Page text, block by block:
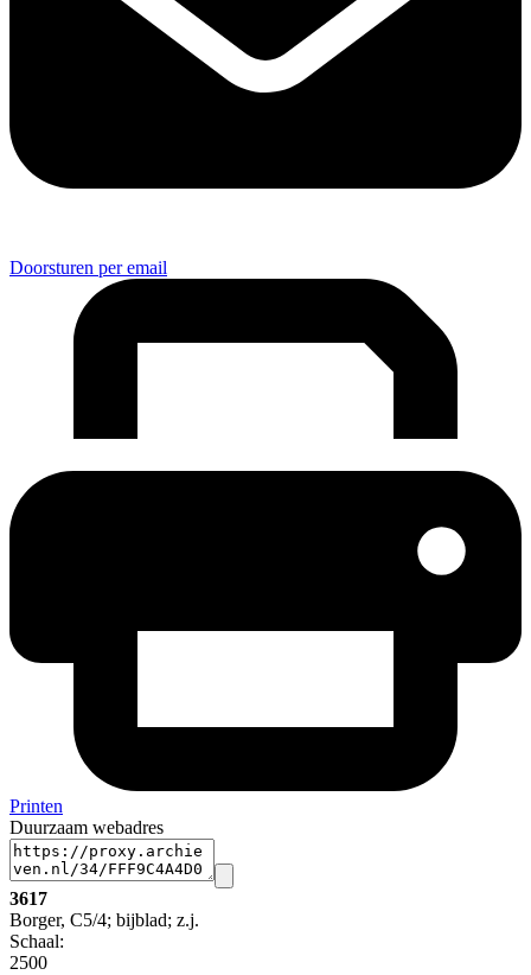
Doorsturen per email
Printen
Duurzaam webadres
3617
Borger, C5/4; bijblad; z.j.
Schaal:
2500